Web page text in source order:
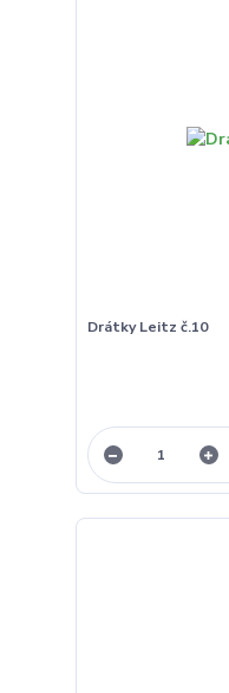
Drátky Leitz č.10